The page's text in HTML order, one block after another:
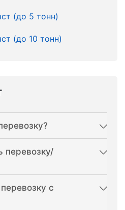
(до 5 тонн)
(до 10 тонн)
перевозку/
с